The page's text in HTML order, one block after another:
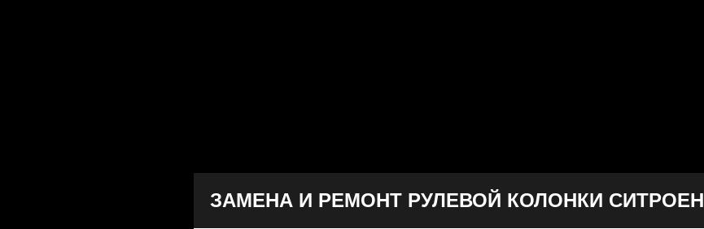
ЗАМЕНА И РЕМОНТ РУЛЕВОЙ КОЛОНКИ СИТРОЕН